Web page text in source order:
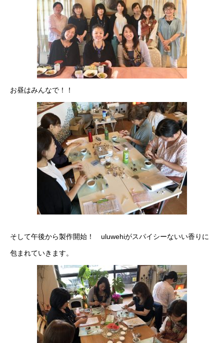
お昼はみんなで！！
そして午後から製作開始！ uluwehiがスパイシーないい香りに
包まれていきます。